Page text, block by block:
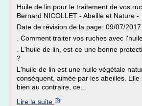
Huile de lin pour le traitement de vos
Bernard NICOLLET - Abeille et Nature -
Date de révision de la page: 09/07/2017
. Comment traiter vos ruches avec
. L'huile de lin, est-ce une bonne
?
L'huile de lin est une huile végétale
conséquent, aimée par les abeilles. Elle
bien au contraire, ce...
Lire la suite